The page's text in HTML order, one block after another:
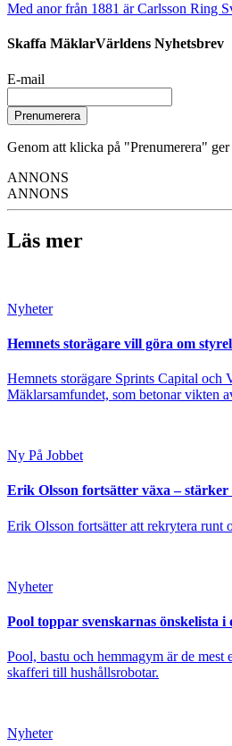
Med anor från 1881 är Carlsson Ring
Skaffa MäklarVärldens Nyhetsbrev
E-mail
Prenumerera
Genom att klicka på "Prenumerera"
ANNONS
ANNONS
Läs mer
Nyheter
Hemnets storägare vill göra om
Hemnets storägare Sprints Capital
Mäklarsamfundet, som betonar vikten
Ny På Jobbet
Erik Olsson fortsätter växa –
Erik Olsson fortsätter att rekrytera runt
Nyheter
Pool toppar svenskarnas önskelista i
Pool, bastu och hemmagym är de
skafferi till hushållsrobotar.
Nyheter